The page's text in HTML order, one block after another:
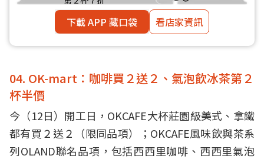
下載 APP 藏口袋 看店家資訊
04. OK-mart：咖啡買２送２、氣泡飲冰茶第２
杯半價
今（12日）開工日，OKCAFE大杯莊園級美式、拿鐵
都有買２送２（限同品項）；OKCAFE風味飲與茶系
列OLAND聯名品項，包括西西里咖啡、西西里氣泡